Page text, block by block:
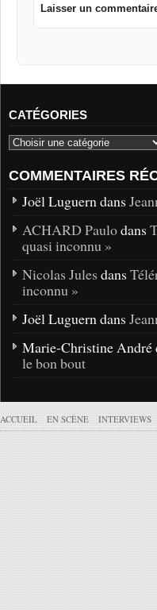
CATÉGORIES
COMMENTAIRES
Joël Luguern dans
ACHARD Paulodans
quasi inconnu »
Nicolas Jules dans
inconnu »
Joël Luguern dans
Marie-Christine André
le bon bout
ACCUEIL EN SCÈNE INTERVIEWS